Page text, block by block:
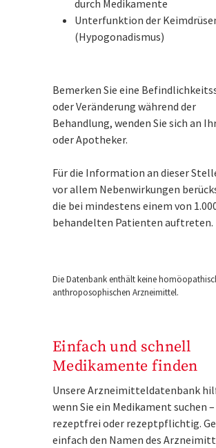
durch Medikamente
Unterfunktion der
(Hypogonadismus)
Bemerken Sie eine
oder Veränderung während der
Behandlung, wenden Sie sich an
oder Apotheker.
Für die Information an dieser
vor allem Nebenwirkungen
die bei mindestens einem von
behandelten Patienten auftreten.
Die Datenbank enthält keine
anthroposophischen Arzneimittel.
Einfach und schnell
Medikamente finden
Unsere Arzneimitteldatenbank
wenn Sie ein Medikament suchen
rezeptfrei oder rezeptpflichtig.
einfach den Namen des